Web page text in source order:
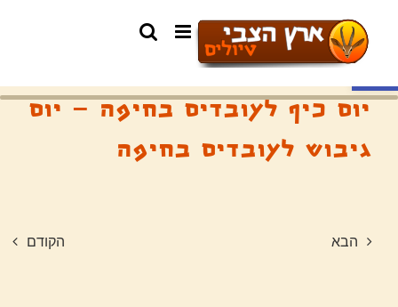
פתח סרגל נגישות
יום כיף לעובדים בחיפה – יום
גיבוש לעובדים בחיפה
הקודם הבא